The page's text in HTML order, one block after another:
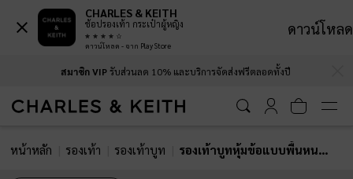
สมาชิก VIPรับส่วนลด 10% และบริการจัดส่งฟรีตลอดทั้งปี
หน้าหลัก รองเท้า รองเท้าบูท รองเท้าบูทหุ้มข้อแบบพื้นหนาวัสดุหนังกลับตกแต่งซิปด้านหลังรุ่น Leoi
CHARLES & KEITH
ช้อปรองเท้า กระเป๋าผู้หญิง
ดาวน์โหลด - จาก Play Store
ดาวน์โหลด